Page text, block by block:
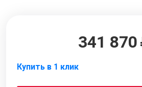
341 870
Купить в 1 клик